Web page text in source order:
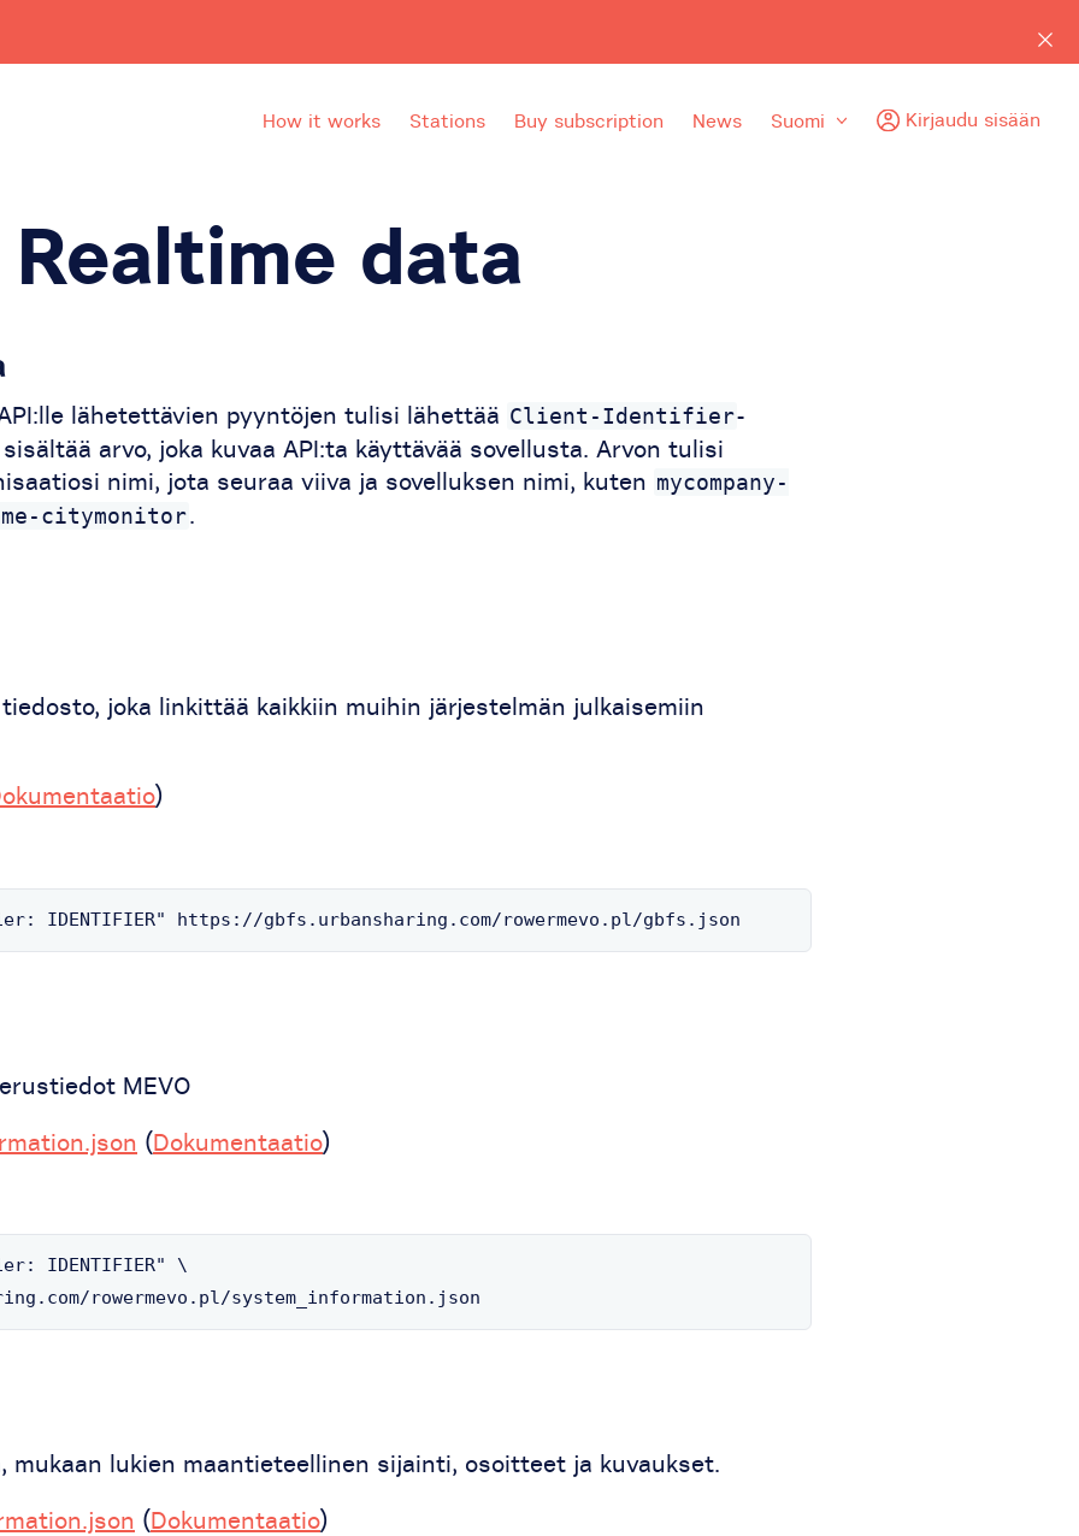
How it works Stations Buy subscription News Suomi Kirjaudu sisään
Realtime data
lähetettävien pyyntöjen tulisi lähettää Client-Identifier-
arvo, joka kuvaa API:ta käyttävää sovellusta. Arvon tulisi
nimi, jota seuraa viiva ja sovelluksen nimi, kuten mycompany-
citymonitor.
joka linkittää kaikkiin muihin järjestelmän julkaisemiin
)
https://gbfs.urbansharing.com/rowermevo.pl/gbfs.json
MEVO
(Dokumentaatio)
IDENTIFIER" \
rowermevo.pl/system_information.json
mukaan lukien maantieteellinen sijainti, osoitteet ja kuvaukset.
(Dokumentaatio)